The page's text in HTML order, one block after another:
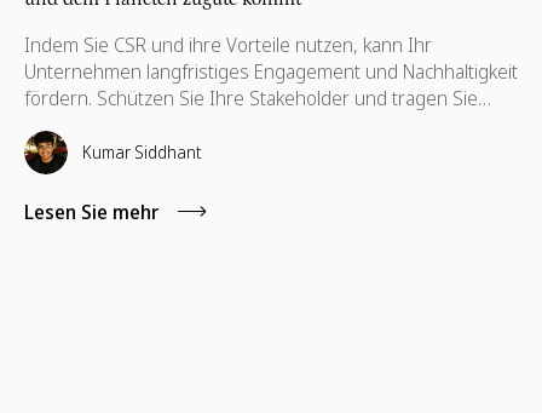
Indem Sie CSR und ihre Vorteile nutzen, kann Ihr
Unternehmen langfristiges Engagement und Nachhaltigkeit
fördern. Schützen Sie Ihre Stakeholder und tragen Sie
dazu bei, ihre Interessen zu wahren, die auch für ihre
Weiterentwicklung notwendig sind.
Kumar Siddhant
Lesen Sie mehr